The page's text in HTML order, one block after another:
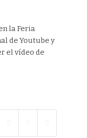
la Feria
de Youtube y
el vídeo de